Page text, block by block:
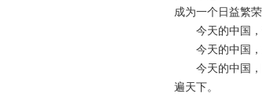
成为一个日益繁
今天的中国，
今天的中国，
今天的中国，
遍天下。